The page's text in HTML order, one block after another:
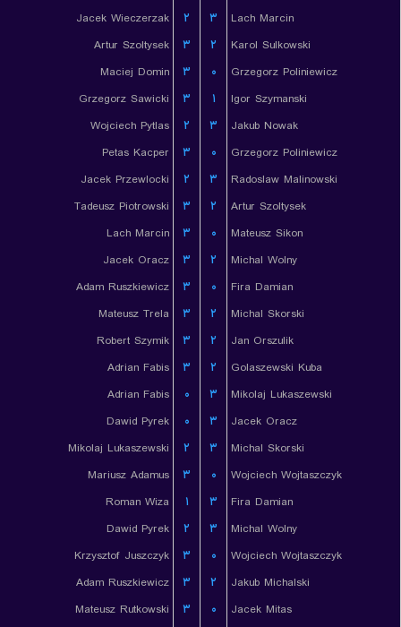
Jacek Wieczerzak
۲ ۳
Lach Marcin
Artur Szoltysek
۳ ۲
Karol Sulkowski
Maciej Domin
۳ ۰
Grzegorz Poliniewicz
Grzegorz Sawicki
۳ ۱
Igor Szymanski
Wojciech Pytlas
۲ ۳
Jakub Nowak
Petas Kacper
۳ ۰
Grzegorz Poliniewicz
Jacek Przewlocki
۲ ۳
Radoslaw Malinowski
Tadeusz Piotrowski
۳ ۲
Artur Szoltysek
Lach Marcin
۳ ۰
Mateusz Sikon
Jacek Oracz
۳ ۲
Michal Wolny
Adam Ruszkiewicz
۳ ۰
Fira Damian
Mateusz Trela
۳ ۲
Michal Skorski
Robert Szymik
۳ ۲
Jan Orszulik
Adrian Fabis
۳ ۲
Golaszewski Kuba
Adrian Fabis
۰ ۳
Mikolaj Lukaszewski
Dawid Pyrek
۰ ۳
Jacek Oracz
Mikolaj Lukaszewski
۲ ۳
Michal Skorski
Mariusz Adamus
۳ ۰
Wojciech Wojtaszczyk
Roman Wiza
۱ ۳
Fira Damian
Dawid Pyrek
۲ ۳
Michal Wolny
Krzysztof Juszczyk
۳ ۰
Wojciech Wojtaszczyk
Adam Ruszkiewicz
۳ ۲
Jakub Michalski
Mateusz Rutkowski
۳ ۰ Jacek Mitas